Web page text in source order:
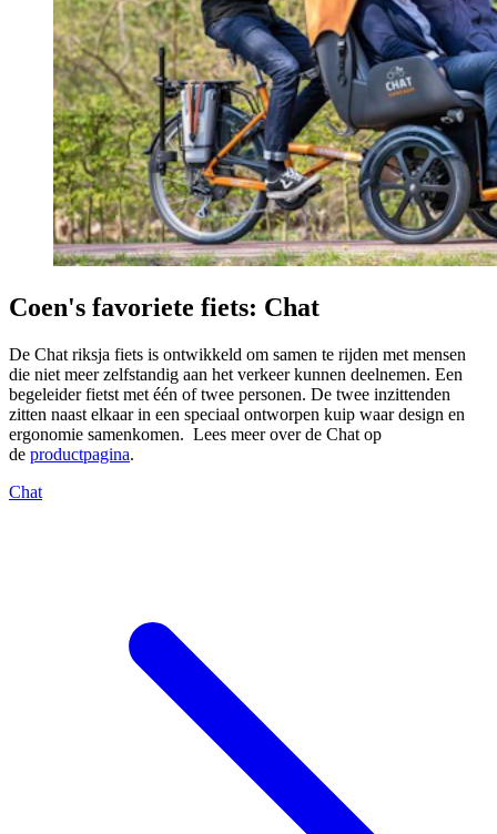
Coen's favoriete fiets: Chat
De Chat riksja fiets is ontwikkeld om samen te rijden met mensen
die niet meer zelfstandig aan het verkeer kunnen deelnemen. Een
begeleider fietst met één of twee personen. De twee inzittenden
zitten naast elkaar in een speciaal ontworpen kuip waar design en
ergonomie samenkomen. Lees meer over de Chat op
de productpagina.
Chat